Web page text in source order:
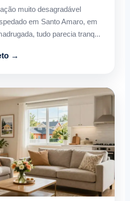
muito desagradável
em Santo Amaro, em
tudo parecia tranq...
→